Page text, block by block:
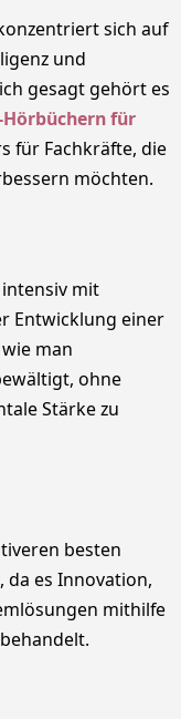
sich auf
und
gesagt gehört es
Hörbüchern für
für Fachkräfte, die
möchten.
intensiv mit
Entwicklung einer
man
ohne
Stärke zu
besten
da es Innovation,
mithilfe